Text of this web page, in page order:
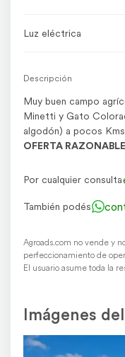
Luz eléctrica
Descripción
Muy buen campo
Minetti y Gato
algodón) a pocos
OFERTA
Por cualquier consulta
También podés
Agroads.com no vende y
perfeccionamiento de
El usuario asume toda la
Imágenes